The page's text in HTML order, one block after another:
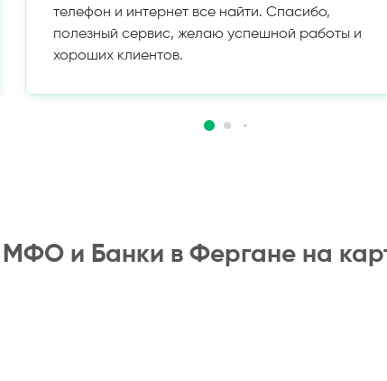
телефон и интернет все найти. Спасибо,
полезный сервис, желаю успешной работы и
хороших клиентов.
МФО и Банки в Фергане на